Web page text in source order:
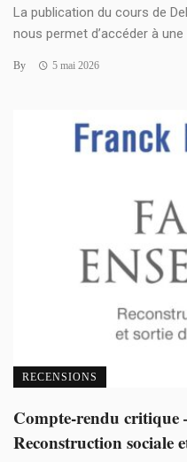
La publication du cours de
nous permet d’accéder à une
By 5 mai 2026
RECENSIONS
Compte-rendu critique
Reconstruction sociale